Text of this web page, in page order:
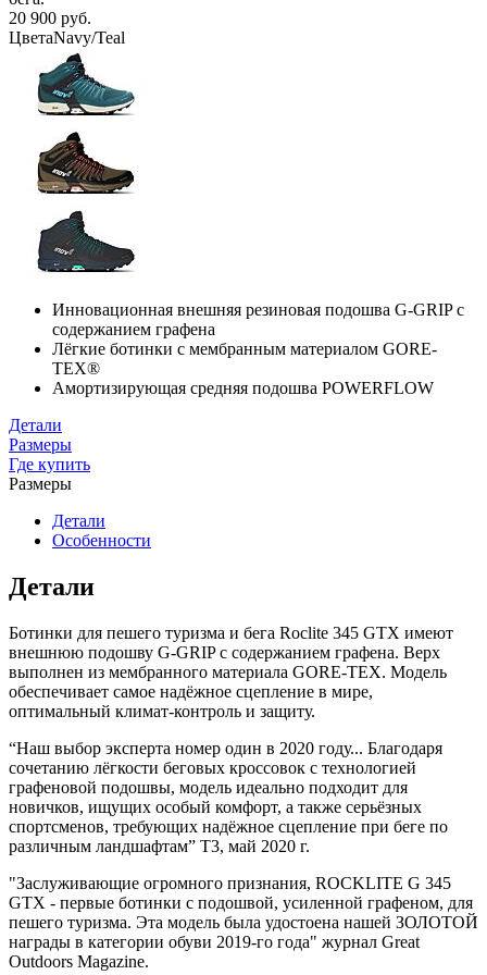
20 900 руб.
ЦветаNavy/Teal
Инновационная внешняя резиновая подошва G-GRIP с
содержанием графена
Лёгкие ботинки с мембранным материалом GORE-
TEX®
Амортизирующая средняя подошва POWERFLOW
Детали
Размеры
Где купить
Размеры
Детали
Особенности
Детали
Ботинки для пешего туризма и бега Roclite 345 GTX имеют
внешнюю подошву G-GRIP с содержанием графена. Верх
выполнен из мембранного материала GORE-TEX. Модель
обеспечивает самое надёжное сцепление в мире,
оптимальный климат-контроль и защиту.
“Наш выбор эксперта номер один в 2020 году... Благодаря
сочетанию лёгкости беговых кроссовок с технологией
графеновой подошвы, модель идеально подходит для
новичков, ищущих особый комфорт, а также серьёзных
спортсменов, требующих надёжное сцепление при беге по
различным ландшафтам” T3, май 2020 г.
"Заслуживающие огромного признания, ROCKLITE G 345
GTX - первые ботинки с подошвой, усиленной графеном, для
пешего туризма. Эта модель была удостоена нашей ЗОЛОТОЙ
награды в категории обуви 2019-го года" журнал Great
Outdoors Magazine.